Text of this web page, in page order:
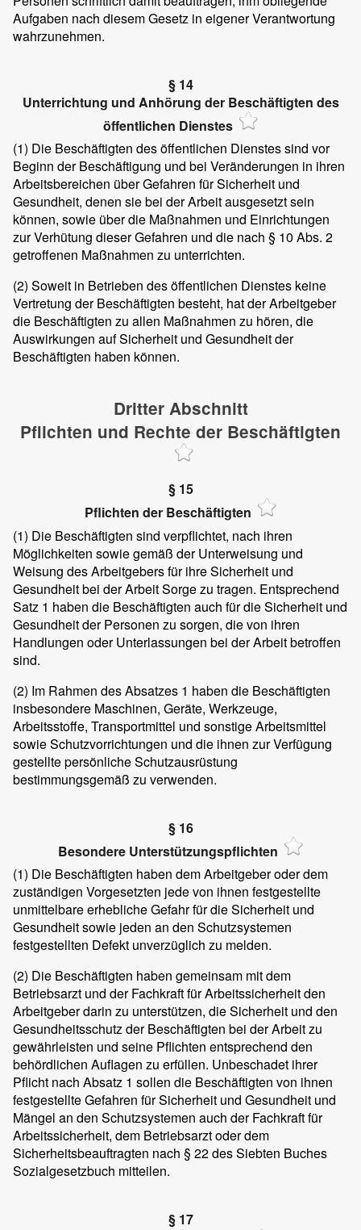
Aufgaben nach diesem Gesetz in eigener Verantwortung
wahrzunehmen.
§ 14
Unterrichtung und Anhörung der Beschäftigten des
öffentlichen Dienstes
(1) Die Beschäftigten des öffentlichen Dienstes sind vor
Beginn der Beschäftigung und bei Veränderungen in ihren
Arbeitsbereichen über Gefahren für Sicherheit und
Gesundheit, denen sie bei der Arbeit ausgesetzt sein
können, sowie über die Maßnahmen und Einrichtungen
zur Verhütung dieser Gefahren und die nach § 10 Abs. 2
getroffenen Maßnahmen zu unterrichten.
(2) Soweit in Betrieben des öffentlichen Dienstes keine
Vertretung der Beschäftigten besteht, hat der Arbeitgeber
die Beschäftigten zu allen Maßnahmen zu hören, die
Auswirkungen auf Sicherheit und Gesundheit der
Beschäftigten haben können.
Dritter Abschnitt
Pflichten und Rechte der Beschäftigten
§ 15
Pflichten der Beschäftigten
(1) Die Beschäftigten sind verpflichtet, nach ihren
Möglichkeiten sowie gemäß der Unterweisung und
Weisung des Arbeitgebers für ihre Sicherheit und
Gesundheit bei der Arbeit Sorge zu tragen. Entsprechend
Satz 1 haben die Beschäftigten auch für die Sicherheit und
Gesundheit der Personen zu sorgen, die von ihren
Handlungen oder Unterlassungen bei der Arbeit betroffen
sind.
(2) Im Rahmen des Absatzes 1 haben die Beschäftigten
insbesondere Maschinen, Geräte, Werkzeuge,
Arbeitsstoffe, Transportmittel und sonstige Arbeitsmittel
sowie Schutzvorrichtungen und die ihnen zur Verfügung
gestellte persönliche Schutzausrüstung
bestimmungsgemäß zu verwenden.
§ 16
Besondere Unterstützungspflichten
(1) Die Beschäftigten haben dem Arbeitgeber oder dem
zuständigen Vorgesetzten jede von ihnen festgestellte
unmittelbare erhebliche Gefahr für die Sicherheit und
Gesundheit sowie jeden an den Schutzsystemen
festgestellten Defekt unverzüglich zu melden.
(2) Die Beschäftigten haben gemeinsam mit dem
Betriebsarzt und der Fachkraft für Arbeitssicherheit den
Arbeitgeber darin zu unterstützen, die Sicherheit und den
Gesundheitsschutz der Beschäftigten bei der Arbeit zu
gewährleisten und seine Pflichten entsprechend den
behördlichen Auflagen zu erfüllen. Unbeschadet ihrer
Pflicht nach Absatz 1 sollen die Beschäftigten von ihnen
festgestellte Gefahren für Sicherheit und Gesundheit und
Mängel an den Schutzsystemen auch der Fachkraft für
Arbeitssicherheit, dem Betriebsarzt oder dem
Sicherheitsbeauftragten nach § 22 des Siebten Buches
Sozialgesetzbuch mitteilen.
§ 17